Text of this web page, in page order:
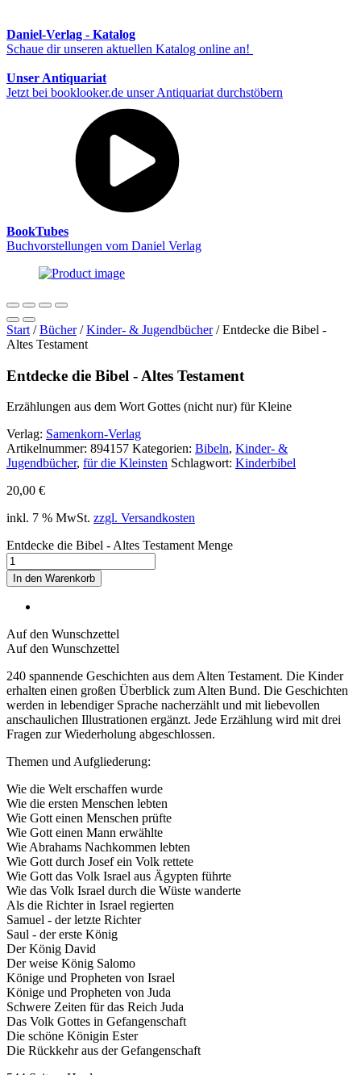
Daniel-Verlag - Katalog
Schaue dir unseren aktuellen Katalog online an!
Unser Antiquariat
Jetzt bei booklooker.de unser Antiquariat durchstöbern
BookTubes
Buchvorstellungen vom Daniel Verlag
Start /Bücher/Kinder- & Jugendbücher/ Entdecke die Bibel -
Altes Testament
Entdecke die Bibel - Altes Testament
Erzählungen aus dem Wort Gottes (nicht nur) für Kleine
Verlag: Samenkorn-Verlag
Artikelnummer: 894157 Kategorien: Bibeln, Kinder- &
Jugendbücher, für die Kleinsten Schlagwort: Kinderbibel
20,00 €
inkl. 7 % MwSt. zzgl. Versandkosten
Entdecke die Bibel - Altes Testament Menge
In den Warenkorb
Auf den Wunschzettel
Auf den Wunschzettel
240 spannende Geschichten aus dem Alten Testament. Die Kinder
erhalten einen großen Überblick zum Alten Bund. Die Geschichten
werden in lebendiger Sprache nacherzählt und mit liebevollen
anschaulichen Illustrationen ergänzt. Jede Erzählung wird mit drei
Fragen zur Wiederholung abgeschlossen.
Themen und Aufgliederung:
Wie die Welt erschaffen wurde
Wie die ersten Menschen lebten
Wie Gott einen Menschen prüfte
Wie Gott einen Mann erwählte
Wie Abrahams Nachkommen lebten
Wie Gott durch Josef ein Volk rettete
Wie Gott das Volk Israel aus Ägypten führte
Wie das Volk Israel durch die Wüste wanderte
Als die Richter in Israel regierten
Samuel - der letzte Richter
Saul - der erste König
Der König David
Der weise König Salomo
Könige und Propheten von Israel
Könige und Propheten von Juda
Schwere Zeiten für das Reich Juda
Das Volk Gottes in Gefangenschaft
Die schöne Königin Ester
Die Rückkehr aus der Gefangenschaft